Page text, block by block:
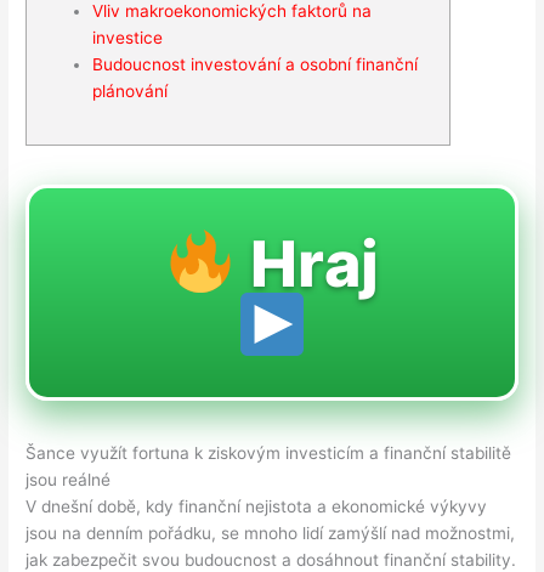
Vliv makroekonomických faktorů na
investice
Budoucnost investování a osobní finanční
plánování
Hraj
Šance využít fortuna k ziskovým investicím a finanční stabilitě
jsou reálné
V dnešní době, kdy finanční nejistota a ekonomické výkyvy
jsou na denním pořádku, se mnoho lidí zamýšlí nad možnostmi,
jak zabezpečit svou budoucnost a dosáhnout finanční stability.